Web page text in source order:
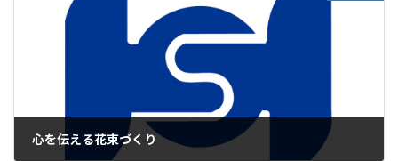
心を伝える花束づくり